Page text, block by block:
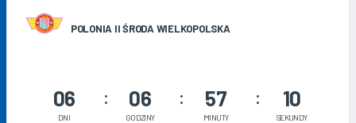
POLONIA II ŚRODA WIELKOPOLSKA
06
DNI
06
GODZINY
57
MINUTY
10
SEKUNDY